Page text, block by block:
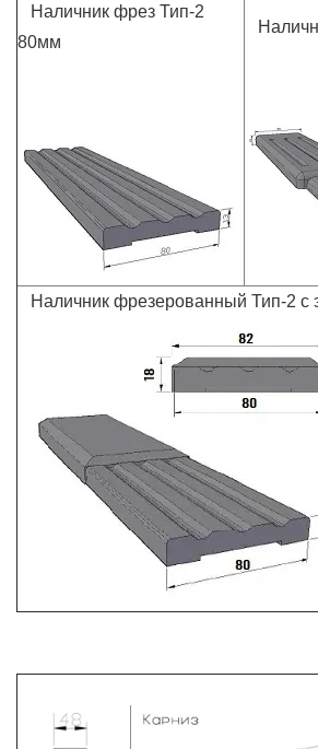
Наличник фрез Тип-2
80мм
Наличник фрезерованный Тип-2 с